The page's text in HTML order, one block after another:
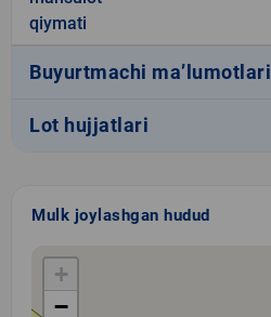
qiymati
Buyurtmachi ma’lumotlari
Lot hujjatlari
Mulk joylashgan hudud
+
−